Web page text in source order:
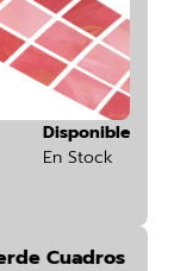
Disponible
En Stock
Cuadros